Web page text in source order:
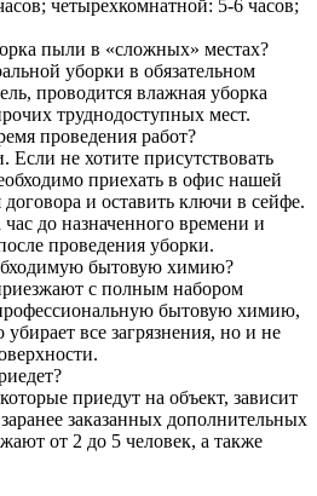
четырехкомнатной: 5-6 часов;
пыли в «сложных» местах?
уборки в обязательном
проводится влажная уборка
труднодоступных мест.
проведения работ?
Если не хотите присутствовать
приехать в офис нашей
и оставить ключи в сейфе.
до назначенного времени и
проведения уборки.
бытовую химию?
с полным набором
бытовую химию,
убирает все загрязнения, но и не
приедут на объект, зависит
заказанных дополнительных
от 2 до 5 человек, а также